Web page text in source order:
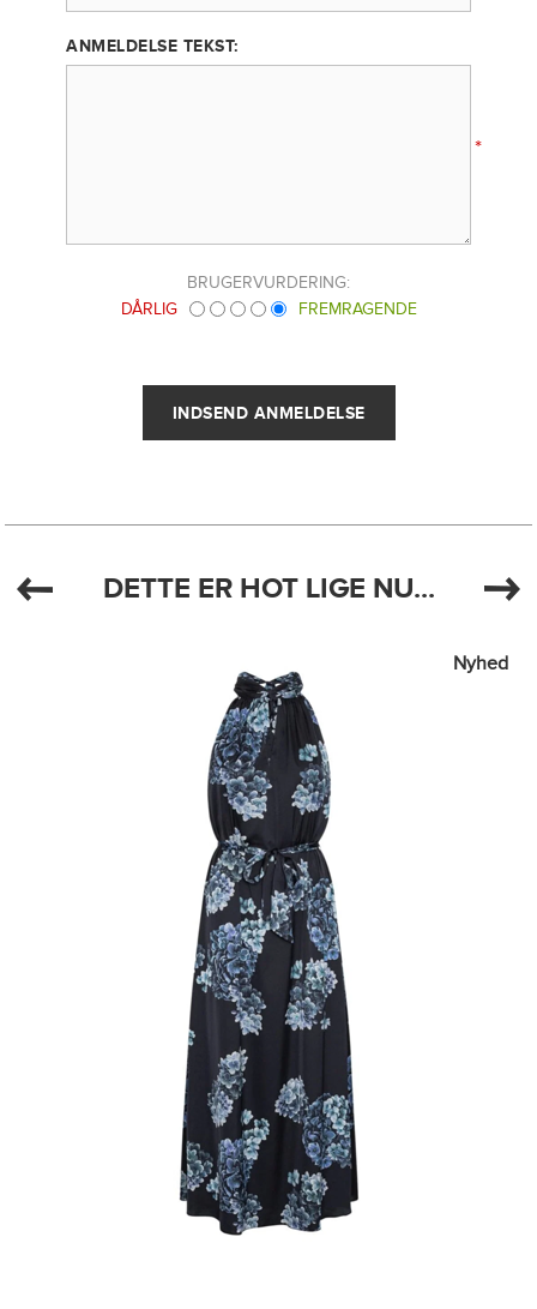
ANMELDELSE TEKST:
*
BRUGERVURDERING:
DÅRLIG
FREMRAGENDE
DETTE ER HOT LIGE NU...
Nyhed